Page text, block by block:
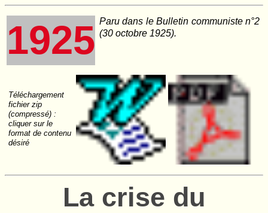
1925 Paru dans leBulletin communisten°2
(30 octobre 1925).
Téléchargement
fichier zip
(compressé) :
cliquer sur le
format de contenu
désiré
La crise du